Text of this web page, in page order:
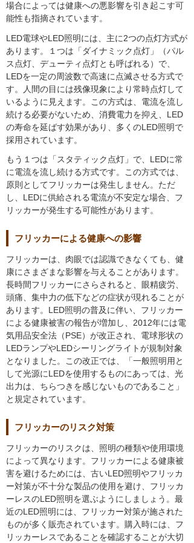
場合によっては健康への悪影響を引き起こす可
能性も指摘されています。
LED電球やLED照明には、主に2つの点灯方式が
あります。１つは「ダイナミック点灯」（パル
ス点灯、デューティ点灯とも呼ばれる）で、
LEDを一定の周波数で高速に点滅させる方式で
す。人間の目には残像現象により常時点灯して
いるように見えます。この方式は、電流を流し
続ける必要がないため、消費電力を抑え、LED
の寿命を延ばす効果があり、多くのLED照明で
採用されています。
もう１つは「スタティック点灯」で、LEDに常
に電流を流し続ける方式です。この方式では、
原則としてフリッカーは発生しません。ただ
し、LEDに供給される電流が不安定な場合、フ
リッカーが発生する可能性があります。
フリッカーによる健康への影響
フリッカーは、肉眼では認識できなくても、健
康にさまざまな影響を与えることがあります。
長時間フリッカーにさらされると、眼精疲労、
頭痛、集中力の低下などの症状が現れることが
あります。LED照明の普及に伴い、フリッカー
による健康被害の報告が増加し、2012年には電
気用品安全法（PSE）が改正され、電球形状の
LEDランプやLEDシーリングライトが規制対象
となりました。この改正では、「一般照明用と
して光源にLEDを使用するものにあっては、光
出力は、ちらつきを感じないものであること」
と規定されています。
フリッカーのリスク対策
フリッカーのリスクは、照明の種類や使用環境
によって異なります。フリッカーによる健康被
害を避けるためには、古いLED照明やフリッカ
ー対策が不十分な製品の使用を避け、フリッカ
ーレスのLED照明を選ぶようにしましょう。最
近のLED照明には、フリッカー対策が施された
ものが多く販売されています。購入時には、フ
リッカーレスであることを確認することが大切